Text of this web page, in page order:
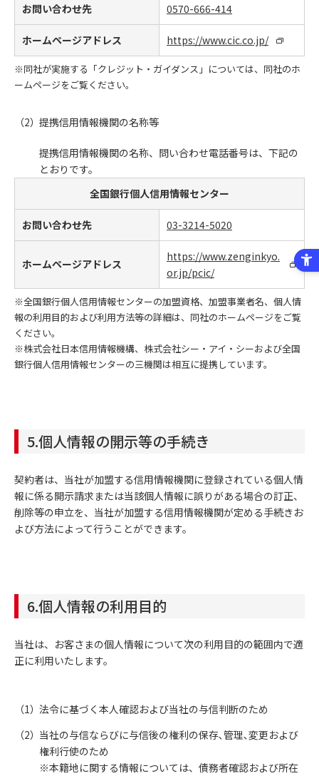
お問い合わせ先 0570-666-414
ホームページアドレス https://www.cic.co.jp/
※同社が実施する「クレジット・ガイダンス」については、同社のホ
ームページをご覧ください。
提携信用情報機関の名称等
提携信用情報機関の名称、問い合わせ電話番号は、下記の
とおりです。
全国銀行個人信用情報センター
お問い合わせ先 03-3214-5020
ホームページアドレス
https://www.zenginkyo.
or.jp/pcic/
※全国銀行個人信用情報センターの加盟資格、加盟事業者名、個人情
報の利用目的および利用方法等の詳細は、同社のホームページをご覧
ください。
※株式会社日本信用情報機構、株式会社シー・アイ・シーおよび全国
銀行個人信用情報センターの三機関は相互に提携しています。
5.個人情報の開示等の手続き
契約者は、当社が加盟する信用情報機関に登録されている個人情
報に係る開示請求または当該個人情報に誤りがある場合の訂正、
削除等の申立を、当社が加盟する信用情報機関が定める手続きお
よび方法によって行うことができます。
6.個人情報の利用目的
当社は、お客さまの個人情報について次の利用目的の範囲内で適
正に利用いたします。
法令に基づく本人確認および当社の与信判断のため
当社の与信ならびに与信後の権利の保存､管理､変更および
権利行使のため
※本籍地に関する情報については、債務者確認および所在